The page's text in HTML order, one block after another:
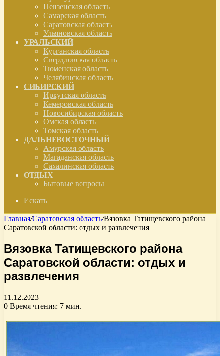
Пензенская область
Самарская область
Саратовская область
Ульяновская область
УРАЛЬСКИЙ
Курганская область
Свердловская область
Тюменская область
Челябинская область
СИБИРСКИЙ
Иркутская область
Кемеровская область
Новосибирская область
Омская область
Томская область
ДАЛЬНЕВОСТОЧНЫЙ
Амурская область
Магаданская область
Сахалинская область
ОТДЫХ
Бытовые вопросы
Искать
Главная/Саратовская область/Вязовка Татищевского района
Саратовской области: отдых и развлечения
Вязовка Татищевского района
Саратовской области: отдых и
развлечения
11.12.2023
0 Время чтения: 7 мин.